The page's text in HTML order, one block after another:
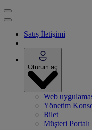
Satış İletişimi
Oturum aç
Web
Yönetim
Bilet
Müşteri Portalı